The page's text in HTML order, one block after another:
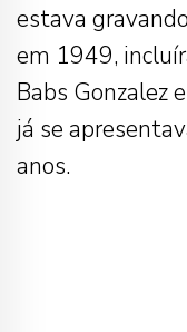
estava
em 1949,
Babs Gonzalez
já se
anos.